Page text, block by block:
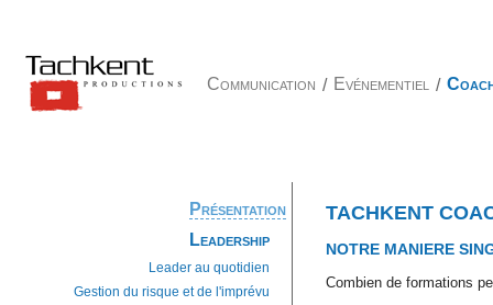
Communication / Evénementiel /
Présentation
Leadership
Leader au quotidien
Gestion du risque et de l'imprévu
TACHKENT
NOTRE MANIERE
Combien de formations